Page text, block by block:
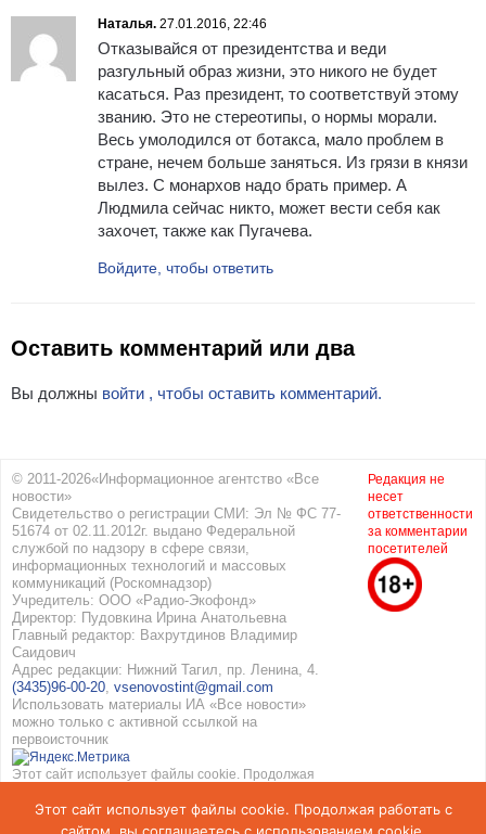
Наталья. 27.01.2016, 22:46
Отказывайся от президентства и веди
разгульный образ жизни, это никого не будет
касаться. Раз президент, то соответствуй этому
званию. Это не стереотипы, о нормы морали.
Весь умолодился от ботакса, мало проблем в
стране, нечем больше заняться. Из грязи в князи
вылез. С монархов надо брать пример. А
Людмила сейчас никто, может вести себя как
захочет, также как Пугачева.
Войдите, чтобы ответить
Оставить комментарий или два
Вы должны войти , чтобы оставить комментарий.
© 2011-2026«Информационное агентство «Все
новости»
Свидетельство о регистрации СМИ: Эл № ФС 77-
51674 от 02.11.2012г. выдано Федеральной
службой по надзору в сфере связи,
информационных технологий и массовых
коммуникаций (Роскомнадзор)
Учредитель: ООО «Радио-Экофонд»
Директор: Пудовкина Ирина Анатольевна
Главный редактор: Вахрутдинов Владимир
Саидович
Адрес редакции: Нижний Тагил, пр. Ленина, 4.
(3435)96-00-20, vsenovostint@gmail.com
Использовать материалы ИА «Все новости»
можно только с активной ссылкой на
первоисточник
Этот сайт использует файлы cookie. Продолжая
использованием cookie. Подробнее вПолитике
конфиденциальностииСоглашение об обработке
Редакция не
несет
ответственности
за комментарии
посетителей
Этот сайт использует файлы cookie. Продолжая работать с